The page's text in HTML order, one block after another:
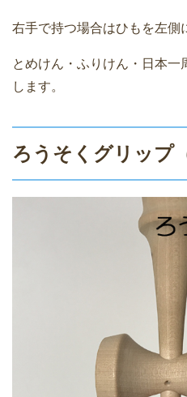
右手で持つ場合はひもを左側
とめけん・ふりけん・日本一
します。
ろうそくグリップ